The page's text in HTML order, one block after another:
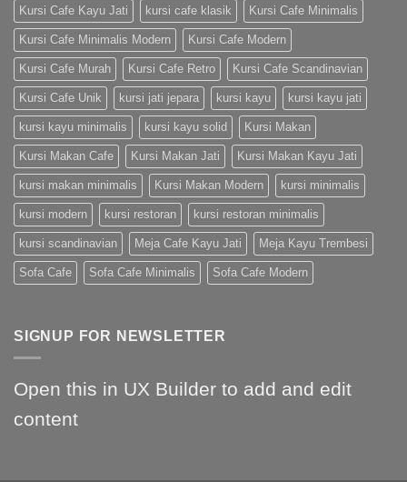
Kursi Cafe Kayu Jati kursi cafe klasik Kursi Cafe Minimalis
Kursi Cafe Minimalis Modern Kursi Cafe Modern
Kursi Cafe Murah Kursi Cafe Retro Kursi Cafe Scandinavian
Kursi Cafe Unik kursi jati jepara kursi kayu kursi kayu jati
kursi kayu minimalis kursi kayu solid Kursi Makan
Kursi Makan Cafe Kursi Makan Jati Kursi Makan Kayu Jati
kursi makan minimalis Kursi Makan Modern kursi minimalis
kursi modern kursi restoran kursi restoran minimalis
kursi scandinavian Meja Cafe Kayu Jati Meja Kayu Trembesi
Sofa Cafe Sofa Cafe Minimalis Sofa Cafe Modern
SIGNUP FOR NEWSLETTER
Open this in UX Builder to add and edit
content